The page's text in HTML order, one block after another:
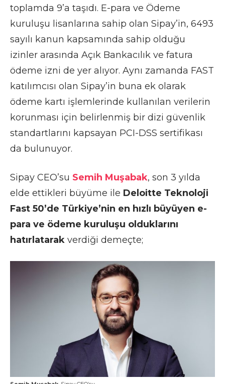
toplamda 9’a taşıdı. E-para ve Ödeme
kuruluşu lisanlarına sahip olan Sipay’in, 6493
sayılı kanun kapsamında sahip olduğu
izinler arasında Açık Bankacılık ve fatura
ödeme izni de yer alıyor. Aynı zamanda FAST
katılımcısı olan Sipay’in buna ek olarak
ödeme kartı işlemlerinde kullanılan verilerin
korunması için belirlenmiş bir dizi güvenlik
standartlarını kapsayan PCI-DSS sertifikası
da bulunuyor.
Sipay CEO’su Semih Muşabak, son 3 yılda
elde ettikleri büyüme ile Deloitte Teknoloji
Fast 50’de Türkiye’nin en hızlı büyüyen e-
para ve ödeme kuruluşu olduklarını
hatırlatarak verdiği demeçte;